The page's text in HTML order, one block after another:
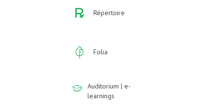
Répertoire
Folia
Auditorium | e-
learnings